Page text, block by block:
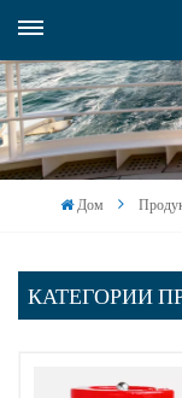
Дом
КАТЕГОРИИ